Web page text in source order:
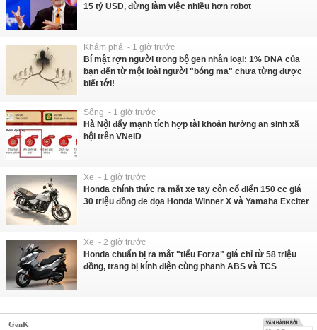
15 tỷ USD, đừng làm việc nhiều hơn robot
Khám phá - 1 giờ trước
Bí mật rợn người trong bộ gen nhân loại: 1% DNA của
bạn đến từ một loài người "bóng ma" chưa từng được
biết tới!
Sống - 1 giờ trước
Hà Nội đẩy mạnh tích hợp tài khoản hưởng an sinh xã
hội trên VNeID
Xe - 1 giờ trước
Honda chính thức ra mắt xe tay côn cổ điển 150 cc giá
30 triệu đồng đe dọa Honda Winner X và Yamaha Exciter
Xe - 2 giờ trước
Honda chuẩn bị ra mắt "tiểu Forza" giá chỉ từ 58 triệu
đồng, trang bị kính điện cùng phanh ABS và TCS
GenK